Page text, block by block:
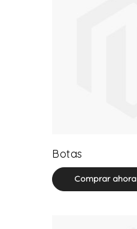
Botas
Comprar ahora